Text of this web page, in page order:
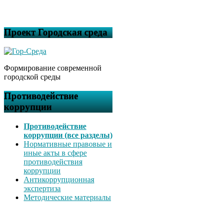
Проект Городская среда
Формирование современной
городской среды
Противодействие
коррупции
Противодействие
коррупции (все разделы)
Нормативные правовые и
иные акты в сфере
противодействия
коррупции
Антикоррупционная
экспертиза
Методические материалы